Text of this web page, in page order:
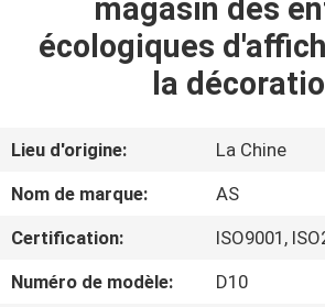
AU
SUJET
NOUS
magasin des
écologiques
la
Lieu d'origine:
La Chine
Nom de marque:
AS
Certification:
ISO9001,
Numéro de modèle:
D10